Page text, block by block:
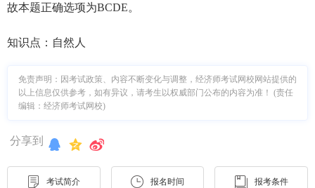
故本题正确选项为BCDE。
知识点：自然人
免责声明：因考试政策、内容不断变化与调整，经济师考试网校网站提供的
以上信息仅供参考，如有异议，请考生以权威部门公布的内容为准！ (责任
编辑：经济师考试网校)
分享到
考试简介 报名时间 报考条件